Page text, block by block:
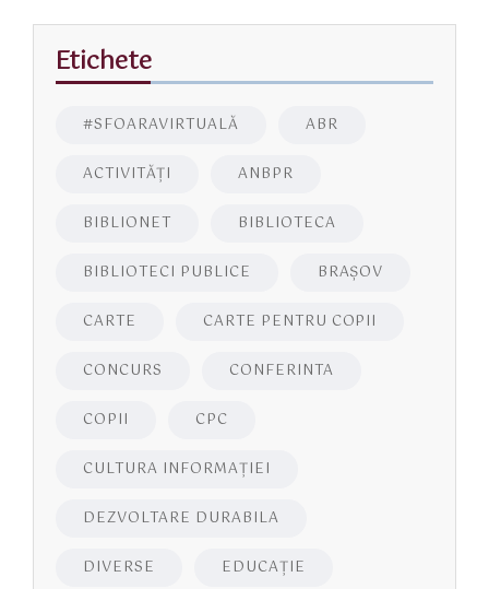
Etichete
#SFOARAVIRTUALĂ ABR
ACTIVITĂŢI ANBPR
BIBLIONET BIBLIOTECA
BIBLIOTECI PUBLICE BRAŞOV
CARTE CARTE PENTRU COPII
CONCURS CONFERINTA
COPII CPC
CULTURA INFORMAŢIEI
DEZVOLTARE DURABILA
DIVERSE EDUCAŢIE